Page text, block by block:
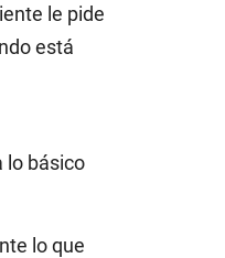
le pide
está
lo básico
lo que